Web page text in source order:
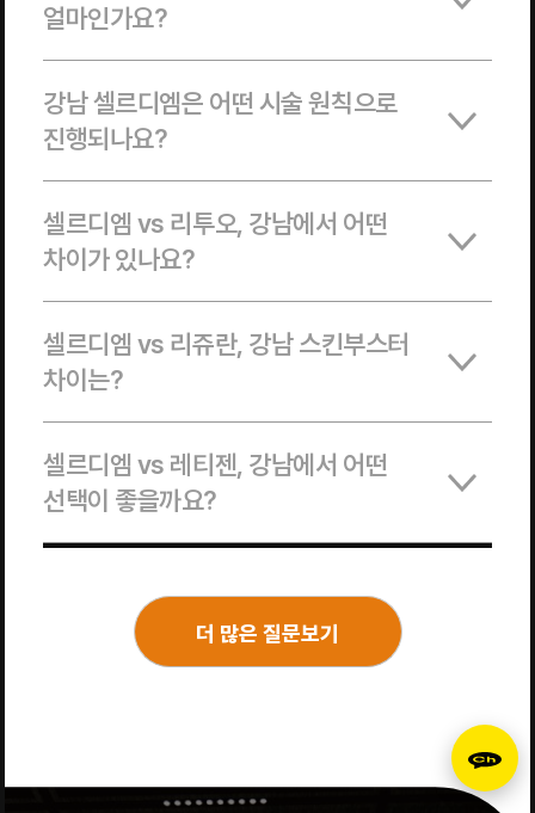
얼마인가요?
강남 셀르디엠은 어떤 시술 원칙으로
진행되나요?
셀르디엠 vs 리투오, 강남에서 어떤
차이가 있나요?
셀르디엠 vs 리쥬란, 강남 스킨부스터
차이는?
셀르디엠 vs 레티젠, 강남에서 어떤
선택이 좋을까요?
더 많은 질문보기